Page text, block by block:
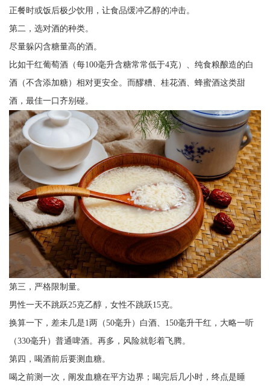
正餐时或饭后极少饮用，让食品缓冲乙醇的冲击。
第二，选对酒的种类。
尽量躲闪含糖量高的酒。
比如干红葡萄酒（每100毫升含糖常常低于4克）、纯食粮酿造的白
酒（不含添加糖）相对更安全。而醪糟、桂花酒、蜂蜜酒这类甜
酒，最佳一口齐别碰。
第三，严格限制量。
男性一天不跳跃25克乙醇，女性不跳跃15克。
换算一下，差未几是1两（50毫升）白酒、150毫升干红，大略一听
（330毫升）普通啤酒。再多，风险就彰着飞腾。
第四，喝酒前后要测血糖。
喝之前测一次，阐发血糖在平方边界；喝完后几小时，终点是睡